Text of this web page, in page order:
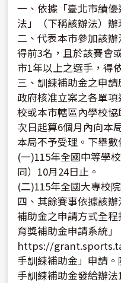
一、依據「臺北市績
法」（下稱該辦法）辦
二、代表本市參加該
得前3名，且於該賽會
市1年以上之選手，得
三、訓練補助金之申
政府核准立案之各單
校或本市轄區內學校
次日起算6個月內向本
本局不予受理。下舉數
(一)115年全國中等學
同）10月24日止。
(二)115年全國大專校
四、其餘賽事依據該
補助金之申請方式全
育獎補助金申請系統」
https://
手訓練補助金」申請
手訓練補助金發給辦法